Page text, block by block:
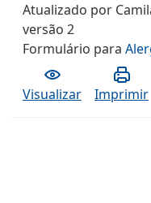
Atualizado por
versão 2
Formulário para
Visualizar Imprimir